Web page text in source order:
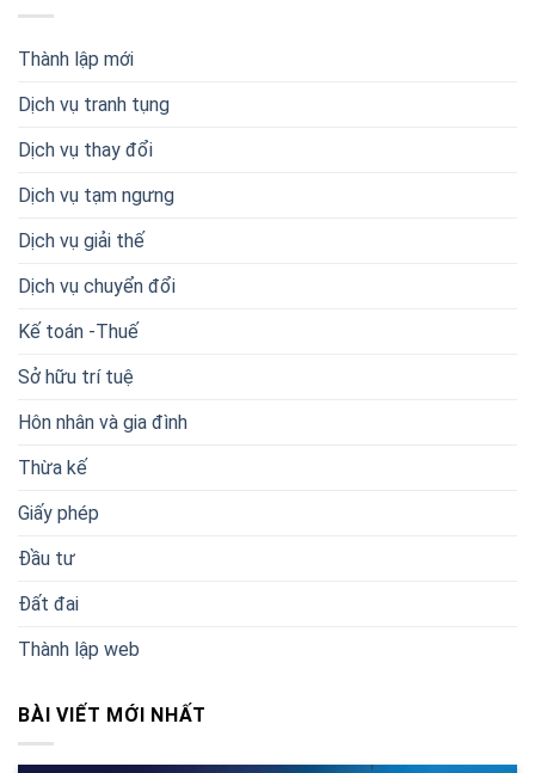
Thành lập mới
Dịch vụ tranh tụng
Dịch vụ thay đổi
Dịch vụ tạm ngưng
Dịch vụ giải thế
Dịch vụ chuyển đổi
Kế toán -Thuế
Sở hữu trí tuệ
Hôn nhân và gia đình
Thừa kế
Giấy phép
Đầu tư
Đất đai
Thành lập web
BÀI VIẾT MỚI NHẤT